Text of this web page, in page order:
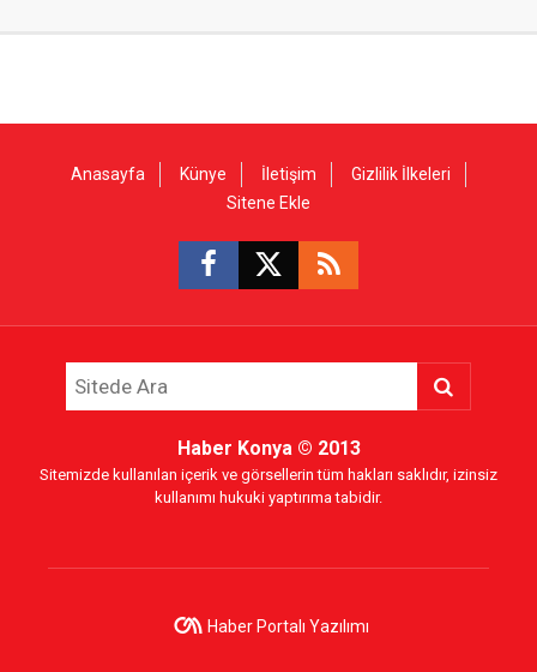
Anasayfa Künye İletişim
Gizlilik İlkeleri
Sitene Ekle
Haber Konya© 2013
Sitemizde kullanılan içerik ve görsellerin tüm hakları saklıdır, izinsiz
kullanımı hukuki yaptırıma tabidir.
Haber Portalı Yazılımı